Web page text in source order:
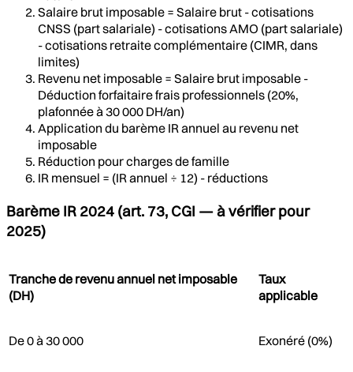
Salaire brut imposable = Salaire brut - cotisations
CNSS (part salariale) - cotisations AMO (part salariale)
- cotisations retraite complémentaire (CIMR, dans
limites)
Revenu net imposable = Salaire brut imposable -
Déduction forfaitaire frais professionnels (20%,
plafonnée à 30 000 DH/an)
Application du barème IR annuel au revenu net
imposable
Réduction pour charges de famille
IR mensuel = (IR annuel ÷ 12) - réductions
Barème IR 2024 (art. 73, CGI — à vérifier pour
2025)
Tranche de revenu annuel net imposable
(DH)
Taux
applicable
De 0 à 30 000 Exonéré (0%)